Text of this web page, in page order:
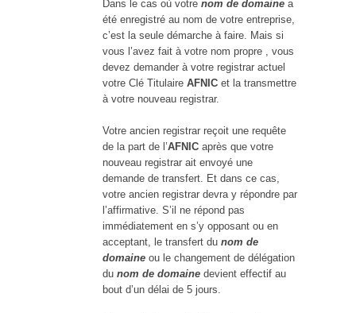
Dans le cas où votre nom de domaine a
été enregistré au nom de votre entreprise,
c’est la seule démarche à faire. Mais si
vous l’avez fait à votre nom propre , vous
devez demander à votre registrar actuel
votre Clé Titulaire AFNIC et la transmettre
à votre nouveau registrar.
Votre ancien registrar reçoit une requête
de la part de l’AFNIC après que votre
nouveau registrar ait envoyé une
demande de transfert. Et dans ce cas,
votre ancien registrar devra y répondre par
l’affirmative. S’il ne répond pas
immédiatement en s’y opposant ou en
acceptant, le transfert du nom de
domaine ou le changement de délégation
du nom de domaine devient effectif au
bout d’un délai de 5 jours.